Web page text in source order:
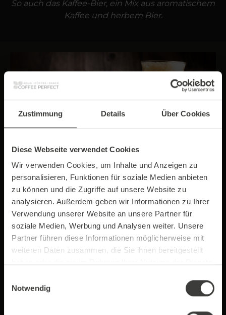
Zustimmung Details Über Cookies
Diese Webseite verwendet Cookies
Wir verwenden Cookies, um Inhalte und Anzeigen zu
personalisieren, Funktionen für soziale Medien anbieten
zu können und die Zugriffe auf unsere Website zu
analysieren. Außerdem geben wir Informationen zu Ihrer
Verwendung unserer Website an unsere Partner für
soziale Medien, Werbung und Analysen weiter. Unsere
Partner führen diese Informationen möglicherweise mit
weiteren Daten zusammen, die Sie ihnen bereitgestellt
Notwendig
So auch das Kaffee-Bier, ein Mix aus aromatischem
Kaffee und herbem Bier.
Einfach mal was Neues probieren
Wenn Sie sich jetzt entscheiden müssten
zwischen Kaffee und Bier, auf was könnten Sie
eher verzichten, Bier oder Kaffee?
seinen ganz eigenen Platz in der Genuss­welt ein.
Wo wir am Morgen nicht ohne den belebenden